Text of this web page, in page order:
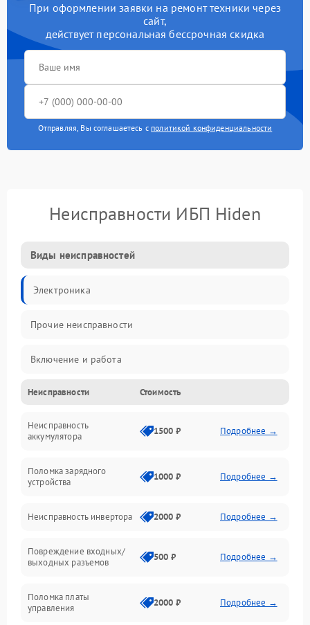
При оформлении заявки на ремонт техники через
сайт,
действует персональная бессрочная скидка
Отправляя, Вы соглашаетесь с политикой конфиденциальности
Неисправности ИБП Hiden
Виды неисправностей
Электроника
Прочие неисправности
Включение и работа
Работа с нагрузкой
Звук и индикация
Механические повреждения
Механика
Неисправности Стоимость
Неисправность
аккумулятора
1500 ₽ Подробнее →
Поломка зарядного
устройства
1000 ₽ Подробнее →
Неисправность инвертора 2000 ₽ Подробнее →
Повреждение входных/
выходных разъемов
500 ₽ Подробнее →
Поломка платы
управления
2000 ₽ Подробнее →